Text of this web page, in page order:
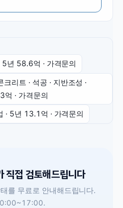
5년 58.6억 · 가격문의
크리트 · 석공 · 지반조성 ·
억 · 가격문의
· 5년 13.1억 · 가격문의
직접 검토해드립니다
를 무료로 안내해드립니다.